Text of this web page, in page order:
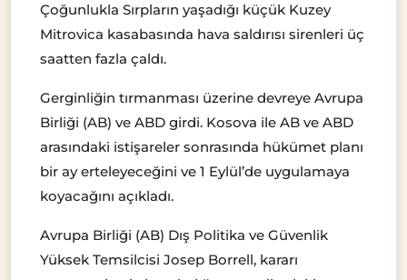
Çoğunlukla Sırpların yaşadığı küçük Kuzey
Mitrovica kasabasında hava saldırısı sirenleri üç
saatten fazla çaldı.
Gerginliğin tırmanması üzerine devreye Avrupa
Birliği (AB) ve ABD girdi. Kosova ile AB ve ABD
arasındaki istişareler sonrasında hükümet planı
bir ay erteleyeceğini ve 1 Eylül’de uygulamaya
koyacağını açıkladı.
Avrupa Birliği (AB) Dış Politika ve Güvenlik
Yüksek Temsilcisi Josep Borrell, kararı